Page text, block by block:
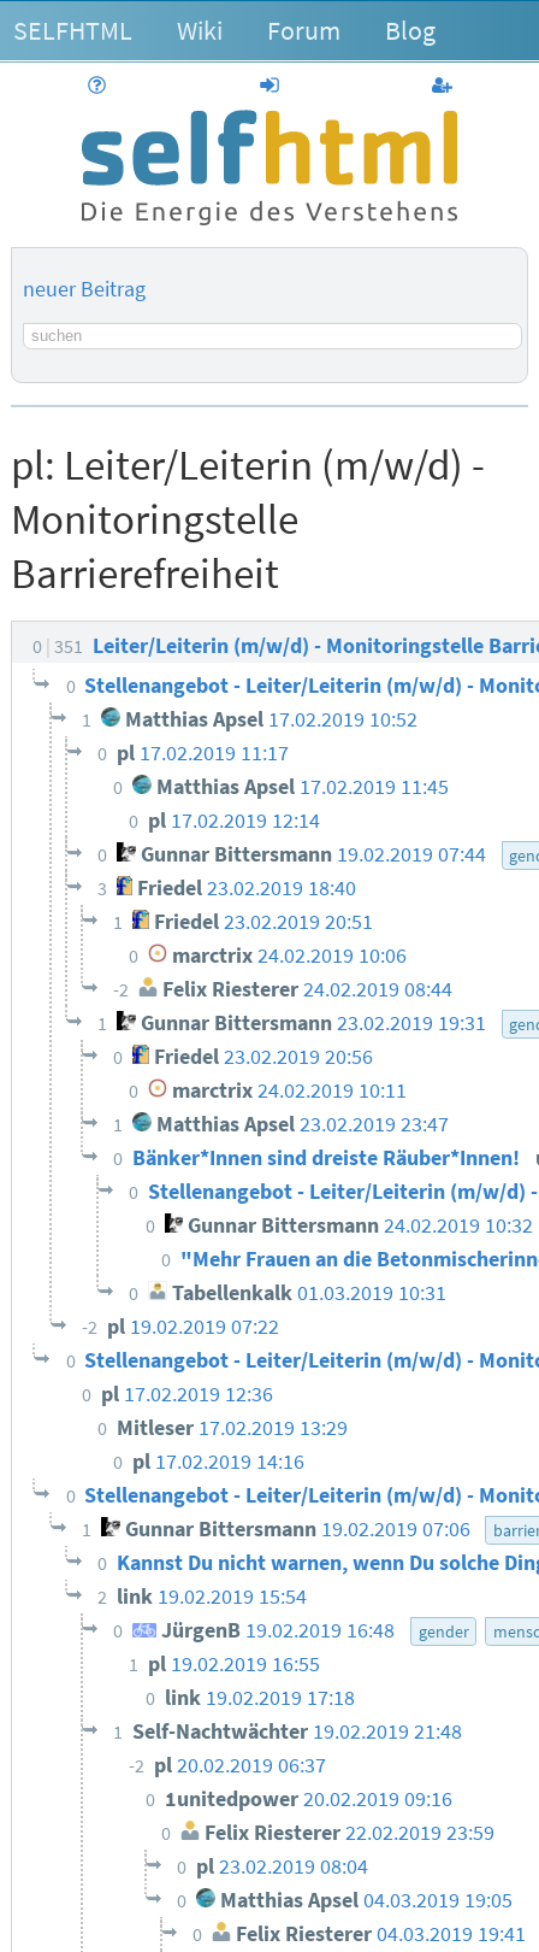
SELFHTML Wiki Forum Blog
anmelden
neuer Beitrag
Suchbegriff
pl: Leiter/Leiterin (m/w/d) -
Monitoringstelle
Barrierefreiheit
0 351 Leiter/Leiterin (m/w/d) - Monitoringstelle
0 Stellenangebot - Leiter/Leiterin (m/w/d) -
1 Matthias Apsel 17.02.2019 10:52
0 pl 17.02.2019 11:17
0 Matthias Apsel 17.02.2019 11:45
0 pl 17.02.2019 12:14
0 Gunnar Bittersmann 19.02.2019 07:44
3 Friedel23.02.2019 18:40
1 Friedel 23.02.2019 20:51
0 marctrix24.02.2019 10:06
-2 Felix Riesterer24.02.2019 08:44
1 Gunnar Bittersmann23.02.2019 19:31
0 Friedel 23.02.2019 20:56
0 marctrix24.02.2019 10:11
1 Matthias Apsel23.02.2019 23:47
0 Bänker*Innen sind dreiste Räuber*Innen!
0 Stellenangebot - Leiter/Leiterin (m/w/
0 Gunnar Bittersmann24.02.2019 10:32
0 "Mehr Frauen an die
0 Tabellenkalk01.03.2019 10:31
-2 pl 19.02.2019 07:22
0 Stellenangebot - Leiter/Leiterin (m/w/d) -
0 pl 17.02.2019 12:36
0 Mitleser 17.02.2019 13:29
0 pl 17.02.2019 14:16
0 Stellenangebot - Leiter/Leiterin (m/w/d) -
1 Gunnar Bittersmann 19.02.2019 07:06
0 Kannst Du nicht warnen, wenn Du solche
2 link 19.02.2019 15:54
0 JürgenB 19.02.2019 16:48 gender
1 pl 19.02.2019 16:55
0 link 19.02.2019 17:18
1 Self-Nachtwächter 19.02.2019 21:48
-2 pl20.02.2019 06:37
0 1unitedpower20.02.2019 09:16
0 Felix Riesterer 22.02.2019 23:59
0 pl23.02.2019 08:04
0 Matthias Apsel04.03.2019 19:05
0 Felix Riesterer04.03.2019 19:41